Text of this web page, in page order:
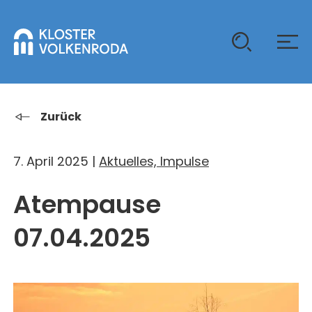
KLOSTER
ÜBER UNS
KOMMUNITÄT
MITLEBEN
CHRISTUS-PAVILLON
GAST SEIN
EINZELGÄSTE
KLOSTER AUF ZEIT
VERANSTALTUNGEN
GEBET & GOTTESDIENST
Zurück
7. April 2025 | Aktuelles, Impulse
Atempause
07.04.2025